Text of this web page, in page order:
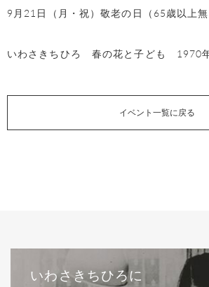
9月21日（月・祝）敬老の日（65歳以上無
いわさきちひろ 春の花と子ども 1970
イベント一覧に戻る
いわさきちひろに